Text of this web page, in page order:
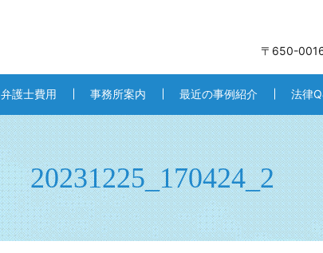
〒650-
弁護士費用 事務所案内 最近の事例紹介 法律
20231225_170424_2